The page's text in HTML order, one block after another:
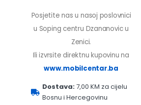
Posjetite nas u nasoj poslovnici
u Soping centru Dzananovic u
Zenici.
Ili izvrsite direktnu kupovinu na
www.mobilcentar.ba
Dostava:7,00 KM za cijelu
Bosnu i Hercegovinu